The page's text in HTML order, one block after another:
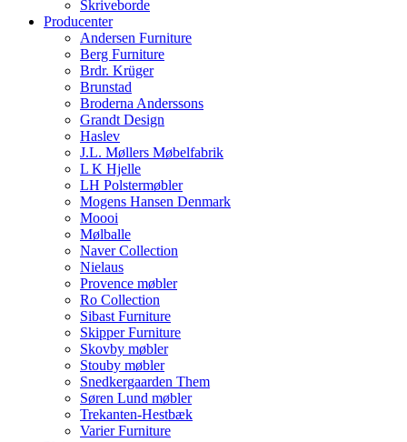
Skriveborde
Producenter
Andersen Furniture
Berg Furniture
Brdr. Krüger
Brunstad
Broderna Anderssons
Grandt Design
Haslev
J.L. Møllers Møbelfabrik
L K Hjelle
LH Polstermøbler
Mogens Hansen Denmark
Moooi
Mølballe
Naver Collection
Nielaus
Provence møbler
Ro Collection
Sibast Furniture
Skipper Furniture
Skovby møbler
Stouby møbler
Snedkergaarden Them
Søren Lund møbler
Trekanten-Hestbæk
Varier Furniture